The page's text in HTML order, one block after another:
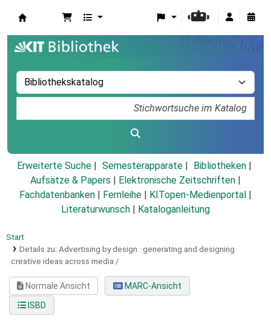
Erweiterte Suche Semesterapparate
Bibliotheken
Aufsätze & Papers
Elektronische Zeitschriften
Fachdatenbanken
Fernleihe KITopen-Medienportal
Literaturwunsch
Kataloganleitung
Start
Details zu: Advertising by design : generating and designing
creative ideas across media /
Normale Ansicht
MARC-Ansicht
ISBD